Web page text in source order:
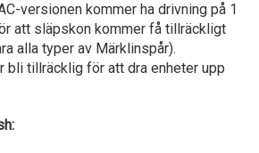
versionen kommer ha drivning på 1
att släpskon kommer få tillräckligt
alla typer av Märklinspår).
bli tillräcklig för att dra enheter upp